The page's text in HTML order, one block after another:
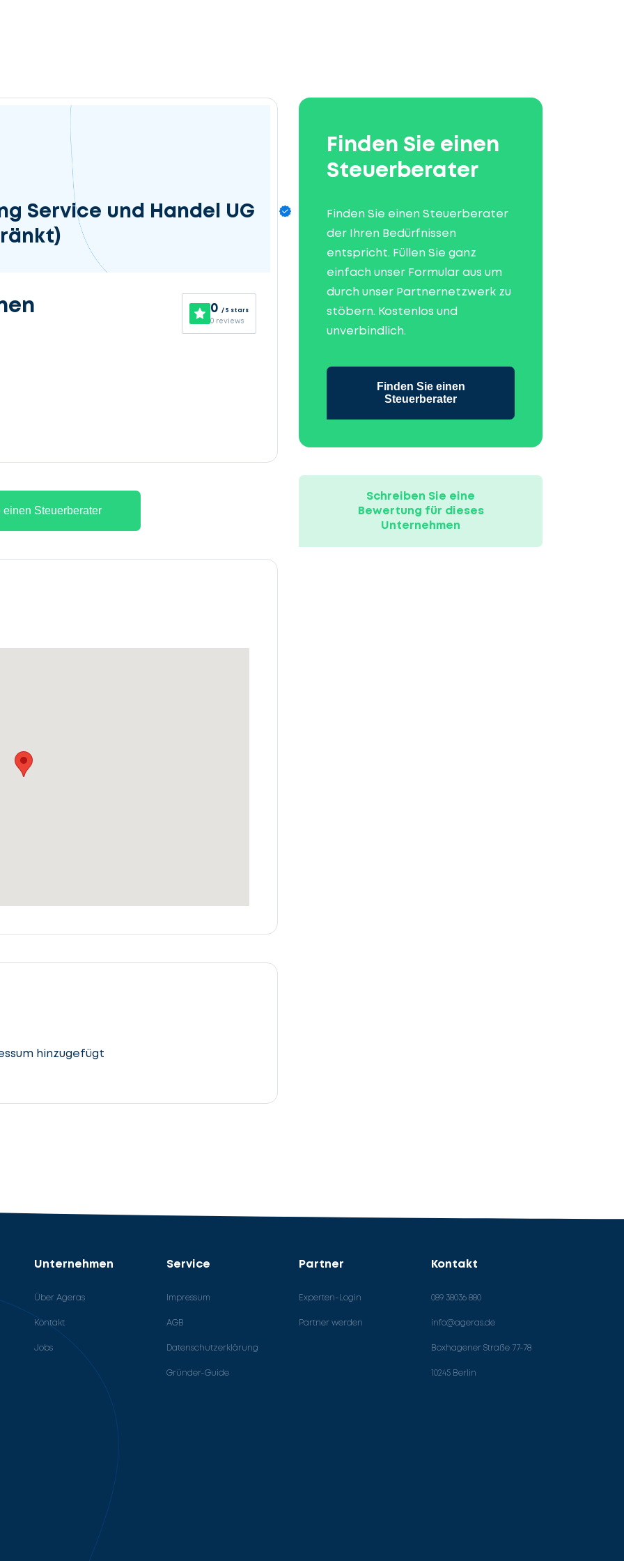
Service und Handel UG
0 / 5 stars
0 reviews
einen Steuerberater
hinzugefügt
Finden Sie einen
Steuerberater
Finden Sie einen Steuerberater
der Ihren Bedürfnissen
entspricht. Füllen Sie ganz
einfach unser Formular aus um
durch unser Partnernetzwerk zu
stöbern. Kostenlos und
unverbindlich.
Finden Sie einen
Steuerberater
Schreiben Sie eine
Bewertung für dieses
Unternehmen
Unternehmen
Über Ageras
Kontakt
Jobs
Service
Impressum
AGB
Datenschutzerklärung
Gründer-Guide
Partner
Experten-Login
Partner werden
Kontakt
089 38036 880
info@ageras.de
Boxhagener Straße 77-78
10245 Berlin